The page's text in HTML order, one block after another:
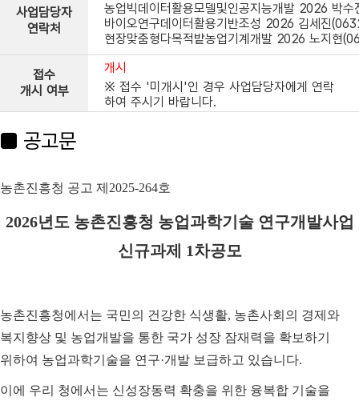
사업담당자
연락처
농업빅데이터활용모델및인공지능개발 2026 박
바이오연구데이터활용기반조성 2026 김세진
현장맞춤형다목적밭농업기계개발 2026 노지
접수
개시 여부
개시
※ 접수 '미개시'인 경우 사업담당자에게 연락
하여 주시기 바랍니다.
■ 공고문
농촌진흥청 공고 제 2025-264호
2026년도 농촌진흥청 농업과학기술 연구개발사업
신규과제 1차공모
농촌진흥청에서는 국민의 건강한 식생활, 농촌사회의 경제와
복지향상 및 농업개발을 통한 국가 성장 잠재력을 확보하기
위하여 농업과학기술을 연구·개발 보급하고 있습니다.
이에 우리 청에서는 신성장동력 확충을 위한 융복합 기술을